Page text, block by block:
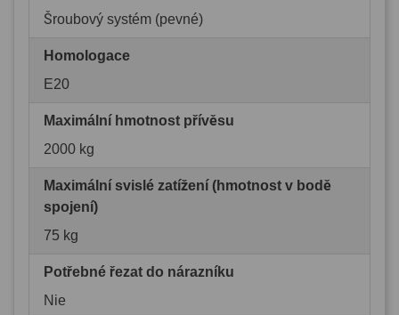
Šroubový systém (pevné)
Homologace
E20
Maximální hmotnost přívěsu
2000 kg
Maximální svislé zatížení (hmotnost v bodě
spojení)
75 kg
Potřebné řezat do nárazníku
Nie